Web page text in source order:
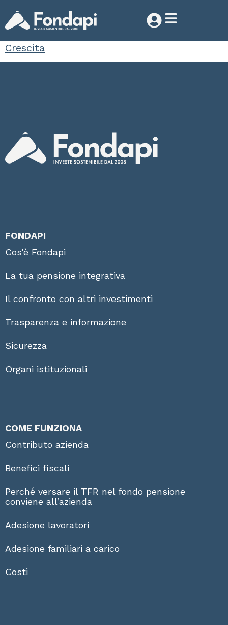
Crescita
FONDAPI
Cos’è Fondapi
La tua pensione integrativa
Il confronto con altri investimenti
Trasparenza e informazione
Sicurezza
Organi istituzionali
COME FUNZIONA
Contributo azienda
Benefici fiscali
Perché versare il TFR nel fondo pensione
conviene all’azienda
Adesione lavoratori
Adesione familiari a carico
Costi